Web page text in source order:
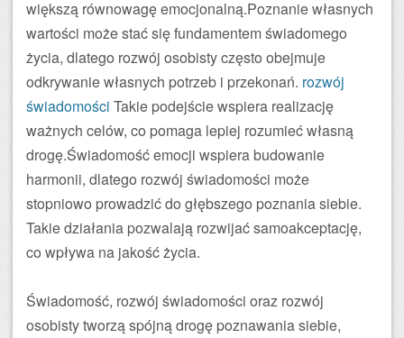
większą równowagę emocjonalną.Poznanie własnych
wartości może stać się fundamentem świadomego
życia, dlatego rozwój osobisty często obejmuje
odkrywanie własnych potrzeb i przekonań. rozwój
świadomości Takie podejście wspiera realizację
ważnych celów, co pomaga lepiej rozumieć własną
drogę.Świadomość emocji wspiera budowanie
harmonii, dlatego rozwój świadomości może
stopniowo prowadzić do głębszego poznania siebie.
Takie działania pozwalają rozwijać samoakceptację,
co wpływa na jakość życia.
Świadomość, rozwój świadomości oraz rozwój
osobisty tworzą spójną drogę poznawania siebie,